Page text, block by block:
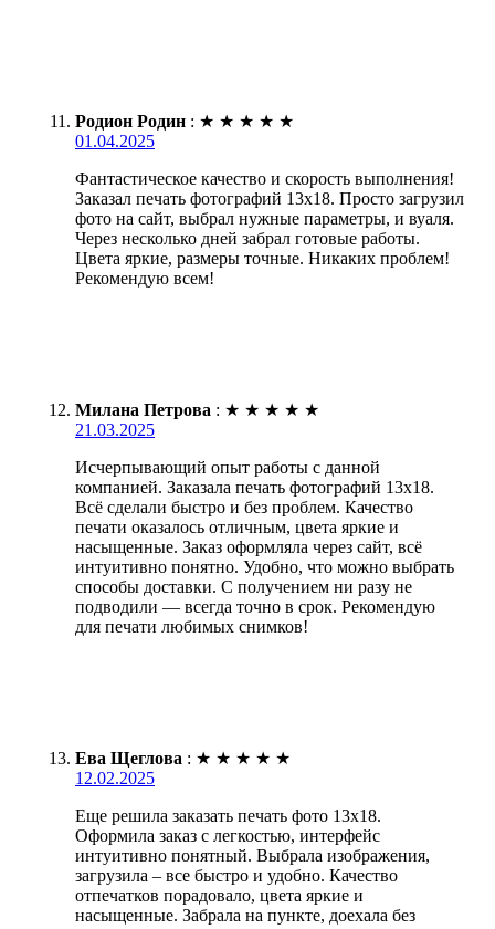
Родион Родин : ★ ★ ★ ★ ★
01.04.2025
Фантастическое качество и скорость выполнения!
Заказал печать фотографий 13х18. Просто загрузил
фото на сайт, выбрал нужные параметры, и вуаля.
Через несколько дней забрал готовые работы.
Цвета яркие, размеры точные. Никаких проблем!
Рекомендую всем!
Милана Петрова : ★ ★ ★ ★ ★
21.03.2025
Исчерпывающий опыт работы с данной
компанией. Заказала печать фотографий 13х18.
Всё сделали быстро и без проблем. Качество
печати оказалось отличным, цвета яркие и
насыщенные. Заказ оформляла через сайт, всё
интуитивно понятно. Удобно, что можно выбрать
способы доставки. С получением ни разу не
подводили — всегда точно в срок. Рекомендую
для печати любимых снимков!
Ева Щеглова : ★ ★ ★ ★ ★
12.02.2025
Еще решила заказать печать фото 13х18.
Оформила заказ с легкостью, интерфейс
интуитивно понятный. Выбрала изображения,
загрузила – все быстро и удобно. Качество
отпечатков порадовало, цвета яркие и
насыщенные. Забрала на пункте, доехала без